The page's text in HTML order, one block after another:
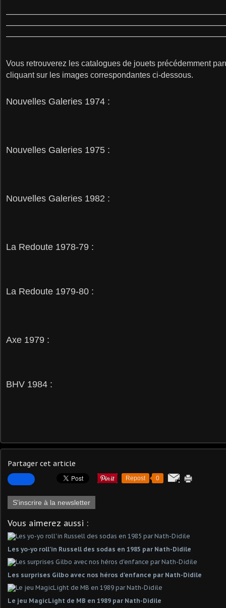
Vous retrouverez les catalogues de jouets précédemment
cliquant sur les images correspondantes ci-dessous.
Nouvelles Galeries 1974 :
Nouvelles Galeries 1975 :
Nouvelles Galeries 1982 :
La Redoute 1978-79 :
La Redoute 1979-80 :
Axe 1979 :
BHV 1984 :
Partager cet article
Repost 0
S'inscrire à la newsletter
Vous aimerez aussi :
Les yo-yo roll'in Russell des sodas en 1985 par Nath-Didile
Les surprises Gilbo avec nos héros d'enfance par Nath-Didile
Le jeu MagicLight de MB en 1989 par Nath-Didile